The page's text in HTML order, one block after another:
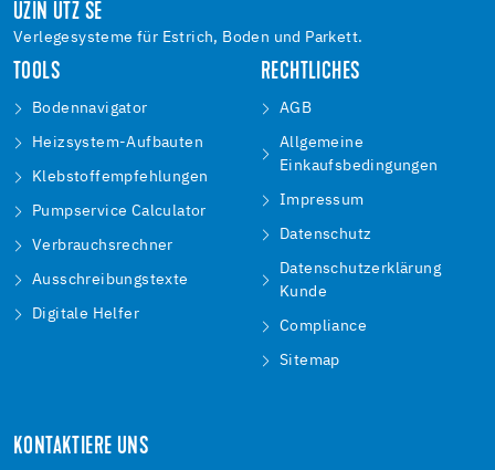
UZIN UTZ SE
Verlegesysteme für Estrich, Boden und Parkett.
TOOLS
Bodennavigator
Heizsystem-Aufbauten
Klebstoffempfehlungen
Pumpservice Calculator
Verbrauchsrechner
Ausschreibungstexte
Digitale Helfer
RECHTLICHES
AGB
Allgemeine
Einkaufsbedingungen
Impressum
Datenschutz
Datenschutzerklärung
Kunde
Compliance
Sitemap
KONTAKTIERE UNS